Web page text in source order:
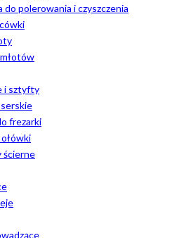
do polerowania i czyszczenia
i sztyfty
frezarki
ścierne